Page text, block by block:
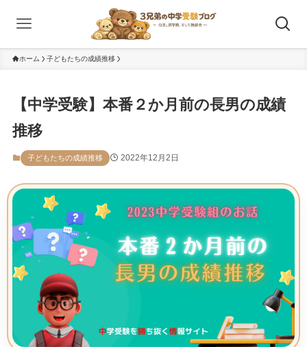
ホーム 子どもたちの成績推移
【中学受験】本番２か月前の長男の成績
推移
子どもたちの成績推移 2022年12月2日